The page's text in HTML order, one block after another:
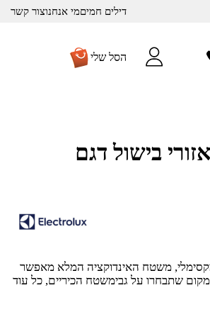
דילים חמיםמי אנחנוצור קשר
הסל שלי
כיריים אינדוקציה 70 ס"מ 4 אזורי בישול דגם
מקסימלי, משטח האינדוקציה המלא מאפשר
שתבחרו על גבימשטח הכיריים, כל עוד